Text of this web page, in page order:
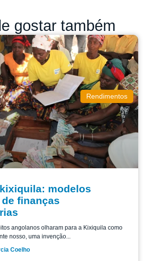
gostar também
Rendimentos
modelos
finanças
angolanos olharam para a Kixiquila como
nosso, uma invenção...
Coelho